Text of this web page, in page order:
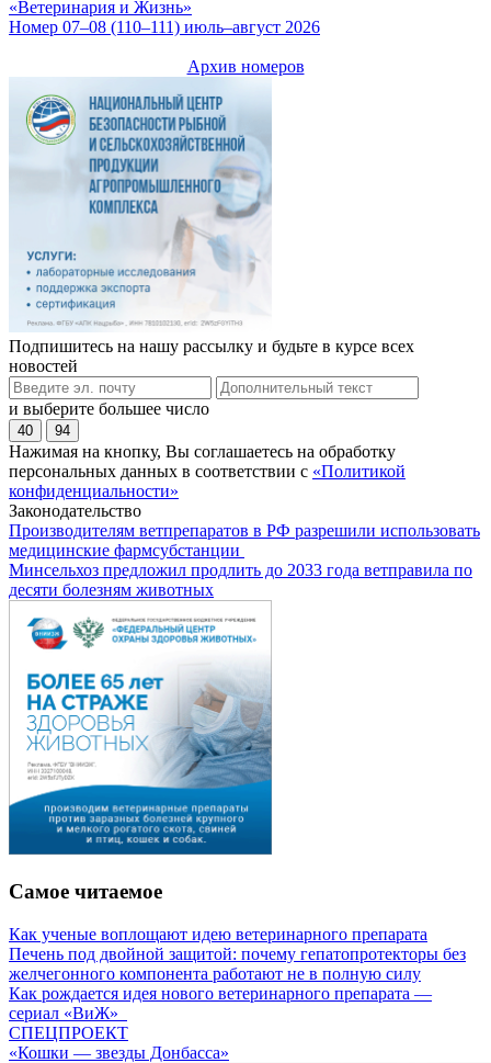
«Ветеринария и Жизнь»
Номер 07–08 (110–111) июль–август 2026
Архив номеров
Подпишитесь на нашу рассылку и будьте в курсе всех
новостей
и выберите большее число
40 94
Нажимая на кнопку, Вы соглашаетесь на обработку
персональных данных в соответствии с «Политикой
конфиденциальности»
Законодательство
Производителям ветпрепаратов в РФ разрешили использовать
медицинские фармсубстанции
Минсельхоз предложил продлить до 2033 года ветправила по
десяти болезням животных
Самое читаемое
Как ученые воплощают идею ветеринарного препарата
Печень под двойной защитой: почему гепатопротекторы без
желчегонного компонента работают не в полную силу
Как рождается идея нового ветеринарного препарата —
сериал «ВиЖ»
СПЕЦПРОЕКТ
«Кошки — звезды Донбасса»